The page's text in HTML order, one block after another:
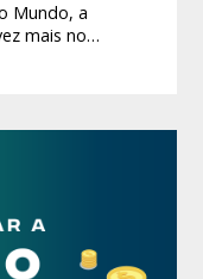
Mundo, a
mais no